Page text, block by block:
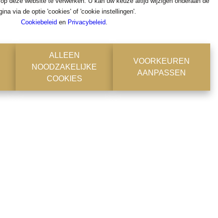
via de optie 'cookies' of 'cookie instellingen'.
Cookiebeleid en Privacybeleid.
ALLEEN
NOODZAKELIJKE
COOKIES
VOORKEUREN
AANPASSEN